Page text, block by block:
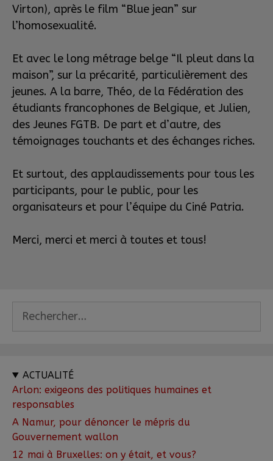
Virton), après le film “Blue jean” sur
l’homosexualité.
Et avec le long métrage belge “Il pleut dans la
maison”, sur la précarité, particulièrement des
jeunes. A la barre, Théo, de la Fédération des
étudiants francophones de Belgique, et Julien,
des Jeunes FGTB. De part et d’autre, des
témoignages touchants et des échanges riches.
Et surtout, des applaudissements pour tous les
participants, pour le public, pour les
organisateurs et pour l’équipe du Ciné Patria.
Merci, merci et merci à toutes et tous!
ACTUALITÉ
Arlon: exigeons des politiques humaines et
responsables
A Namur, pour dénoncer le mépris du
Gouvernement wallon
12 mai à Bruxelles: on y était, et vous?